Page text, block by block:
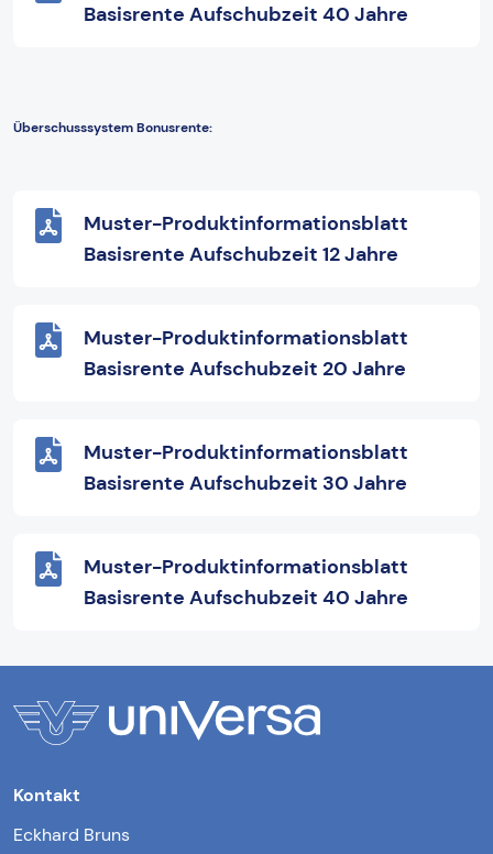
Basisrente Aufschubzeit 40 Jahre
Überschusssystem Bonusrente:
Muster-Produktinformationsblatt
Basisrente Aufschubzeit 12 Jahre
Muster-Produktinformationsblatt
Basisrente Aufschubzeit 20 Jahre
Muster-Produktinformationsblatt
Basisrente Aufschubzeit 30 Jahre
Muster-Produktinformationsblatt
Basisrente Aufschubzeit 40 Jahre
Kontakt
Eckhard Bruns